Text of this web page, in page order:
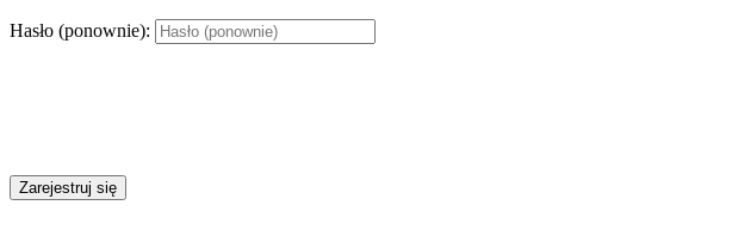
Hasło (ponownie):
Zarejestruj się